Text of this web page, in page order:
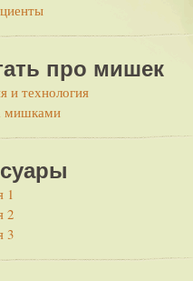
про мишек
и технология
мишками
1
2
3